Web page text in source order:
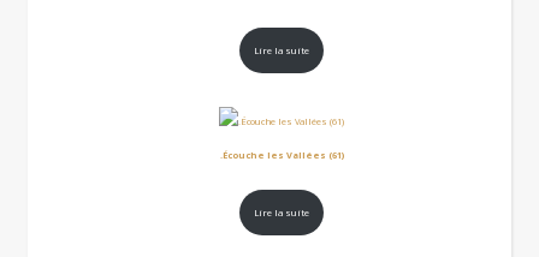
Lire la suite
.Écouche les Vallées (61)
Lire la suite